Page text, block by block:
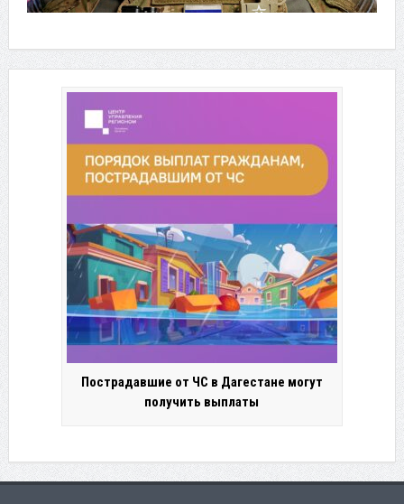
Пострадавшие от ЧС в Дагестане могут
получить выплаты